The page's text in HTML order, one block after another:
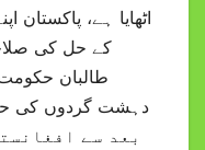
اٹھایا ہے، پاکستان
کے حل کی
طالبان
بعد سے